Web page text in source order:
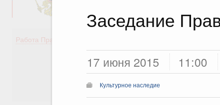
Заседание
17 июня 2015 11:00
Культурное наследие
Работа Правительства
Здоровье
Образование
Культура
Государство